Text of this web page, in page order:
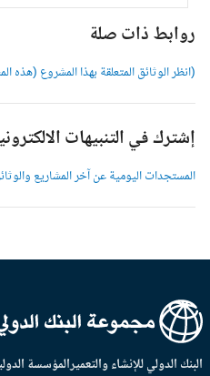
روابط ذات صلة
(انظر الوثائق المتعلقة بهذا المشروع (هذه
إشترك في التنبيهات
المستجدات اليومية عن آخر المشاريع والوثائق
الدولي للإنشاء والتعميرالمؤسسة الدولية